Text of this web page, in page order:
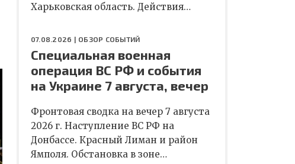
Харьковская область. Действия…
07.08.2026 | ОБЗОР СОБЫТИЙ
Специальная военная
операция ВС РФ и события
на Украине 7 августа, вечер
Фронтовая сводка на вечер 7 августа
2026 г. Наступление ВС РФ на
Донбассе. Красный Лиман и район
Ямполя. Обстановка в зоне…